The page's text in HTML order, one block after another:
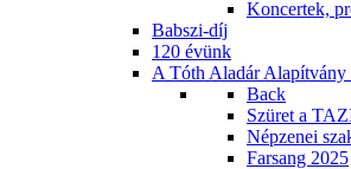
Koncertek,
Babszi-díj
120 évünk
A Tóth Aladár Alapítvány
Back
Szüret a
Népzenei
Farsang 2025